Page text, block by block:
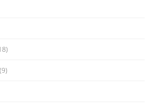
(9)